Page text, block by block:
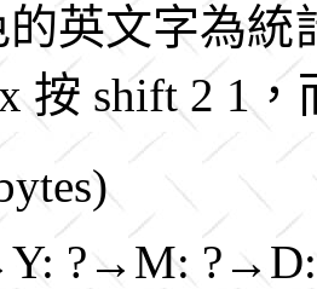
英文字為統
按 shift 2 1
?→M: